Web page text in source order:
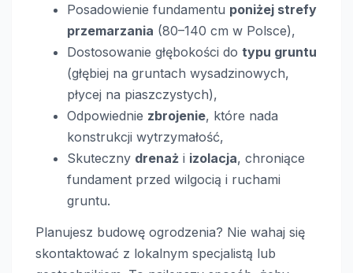
Posadowienie fundamentu poniżej strefy
przemarzania (80–140 cm w Polsce),
Dostosowanie głębokości do typu gruntu
(głębiej na gruntach wysadzinowych,
płycej na piaszczystych),
Odpowiednie zbrojenie, które nada
konstrukcji wytrzymałość,
Skuteczny drenaż i izolacja, chroniące
fundament przed wilgocią i ruchami
gruntu.
Planujesz budowę ogrodzenia? Nie wahaj się
skontaktować z lokalnym specjalistą lub